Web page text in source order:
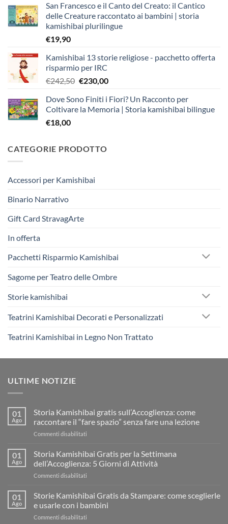
San Francesco e il Canto del Creato: il Cantico
delle Creature raccontato ai bambini | storia
kamishibai plurilingue
€19,90
Kamishibai 13 storie religiose - pacchetto offerta
risparmio per IRC
€242,50 Il
originale
era:
€230,00Il
attuale
è:
Dove Sono Finiti i Fiori? Un Racconto per
Coltivare la Memoria | Storia kamishibai bilingue
€18,00
CATEGORIE PRODOTTO
Accessori per Kamishibai
Binario Narrativo
Gift Card StravagArte
In offerta
Pacchetti Risparmio Kamishibai
Sagome per Teatro delle Ombre
Storie kamishibai
Teatrini Kamishibai Decorati e Personalizzati
Teatrini Kamishibai in Legno Non Trattato
ULTIME NOTIZIE
01
Ago
Storia Kamishibai gratis sull’Accoglienza: come
raccontare il “fare spazio” senza fare una lezione
Commenti disabilitati
Kamishibai
gratis
sull’Accoglienza:
il
“fare
01
Ago
Storia Kamishibai Gratis per la Settimana
dell’Accoglienza: 5 Giorni di Attività
Commenti disabilitati
Kamishibai
Gratis
per
01
Ago
Storie Kamishibai Gratis da Stampare: come sceglierle
e usarle con i bambini
Commenti disabilitati